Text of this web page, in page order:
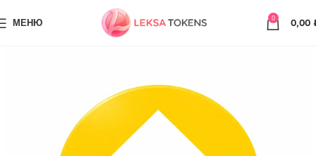
МЕНЮ 0 0,00